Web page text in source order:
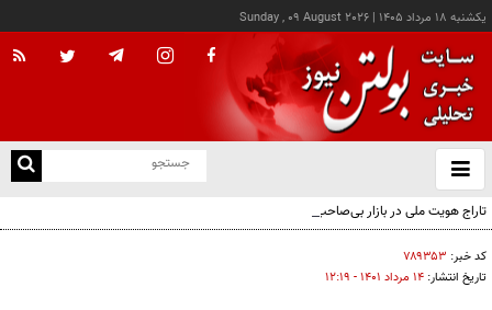
يکشنبه ۱۸ مرداد ۱۴۰۵ |
Sunday , 09 August 2026
باز
و
تاراج هویت ملی در بازار بی‌صاحب پوشاک؛ مسئولان نظارت کجا خوابیده‌اند؟ / زیر سایه جنگ،
جامعه در حال بی‌حیا شدن است
کد خبر: ۷۸۹۳۵۳
تاریخ انتشار: ۱۴ مرداد ۱۴۰۱ - ۱۲:۱۹